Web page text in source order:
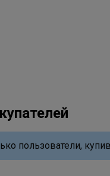
пользователи,